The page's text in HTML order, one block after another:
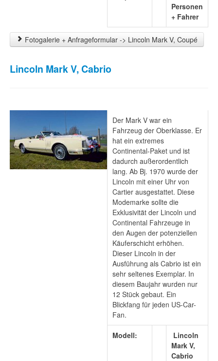
Personen
+ Fahrer
Fotogalerie + Anfrageformular -> Lincoln Mark V, Coupé
Lincoln Mark V, Cabrio
Der Mark V war ein
Fahrzeug der Oberklasse. Er
hat ein extremes
Continental-Paket und ist
dadurch außerordentlich
lang. Ab Bj. 1970 wurde der
Lincoln mit einer Uhr von
Cartier ausgestattet. Diese
Modemarke sollte die
Exklusivität der Lincoln und
Continental Fahrzeuge in
den Augen der potenziellen
Käuferschicht erhöhen.
Dieser Lincoln in der
Ausführung als Cabrio ist ein
sehr seltenes Exemplar. In
diesem Baujahr wurden nur
12 Stück gebaut. Ein
Blickfang für jeden US-Car-
Fan.
Modell:
Lincoln
Mark V,
Cabrio